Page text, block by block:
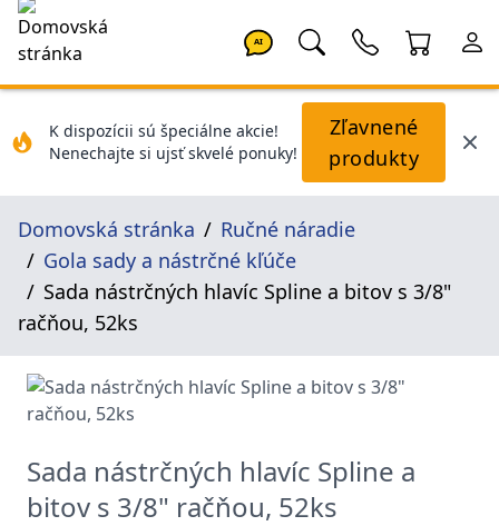
AI
K dispozícii sú špeciálne akcie!
Nenechajte si ujsť skvelé ponuky!
Zľavnené
produkty
Domovská stránka
Ručné náradie
Gola sady a nástrčné kľúče
Sada nástrčných hlavíc Spline a bitov s 3/8"
račňou, 52ks
Sada nástrčných hlavíc Spline a
bitov s 3/8" račňou, 52ks